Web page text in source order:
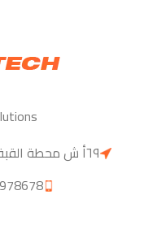
٦٩أ ش محطة القبة بجوار بريد سراي القبه مصر الجديده
01156007679